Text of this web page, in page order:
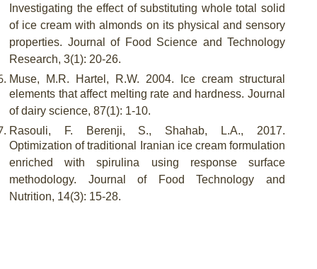
Investigating the effect of substituting whole total solid
of ice cream with almonds on its physical and sensory
properties. Journal of Food Science and Technology
Research, 3(1): 20-26.
Muse, M.R. Hartel, R.W. 2004. Ice cream structural
elements that affect melting rate and hardness. Journal
of dairy science, 87(1): 1-10.
Rasouli, F. Berenji, S., Shahab, L.A., 2017.
Optimization of traditional Iranian ice cream formulation
enriched with spirulina using response surface
methodology. Journal of Food Technology and
Nutrition, 14(3): 15-28.